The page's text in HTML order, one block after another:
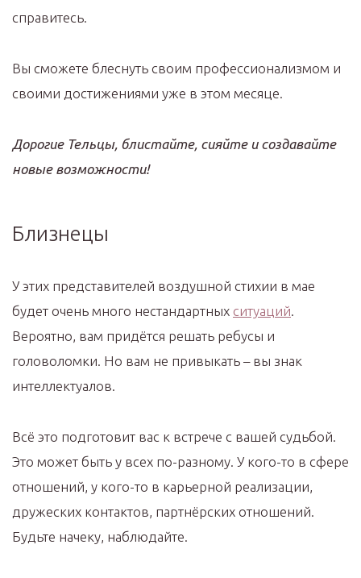
справитесь.
Вы сможете блеснуть своим профессионализмом и
своими достижениями уже в этом месяце.
Дорогие Тельцы, блистайте, сияйте и создавайте
новые возможности!
Близнецы
У этих представителей воздушной стихии в мае
будет очень много нестандартных ситуаций
Вероятно, вам придётся решать ребусы и
головоломки. Но вам не привыкать – вы знак
интеллектуалов.
Всё это подготовит вас к встрече с вашей судьбой.
Это может быть у всех по-разному. У кого-то в сфере
отношений, у кого-то в карьерной реализации,
дружеских контактов, партнёрских отношений.
Будьте начеку, наблюдайте.